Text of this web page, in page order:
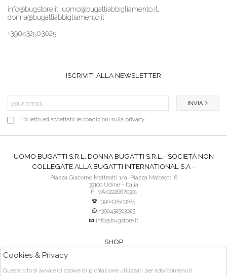
info@bugstore.it, uomo@bugattiabbigliamento.it,
donna@bugattiabbigliamento.it
+390432503025
ISCRIVITI ALLA NEWSLETTER
Ho letto ed accettato le condizioni sulla privacy.
INVIA
UOMO BUGATTI S.R.L. DONNA BUGATTI S.R.L. -SOCIETÀ NON
COLLEGATE ALLA BUGATTI INTERNATIONAL S.A -
Piazza Giacomo Matteotti 1/a, Piazza Matteotti 6
33100 Udine - Italia
P. IVA:02226670301
+390432503025
+390432503025
info@bugstore.it
SHOP
ACQUISTO SICURO
Cookies & Privacy
Questo sito si avvale di cookie di profilazione utilizzati per ads/contenuti